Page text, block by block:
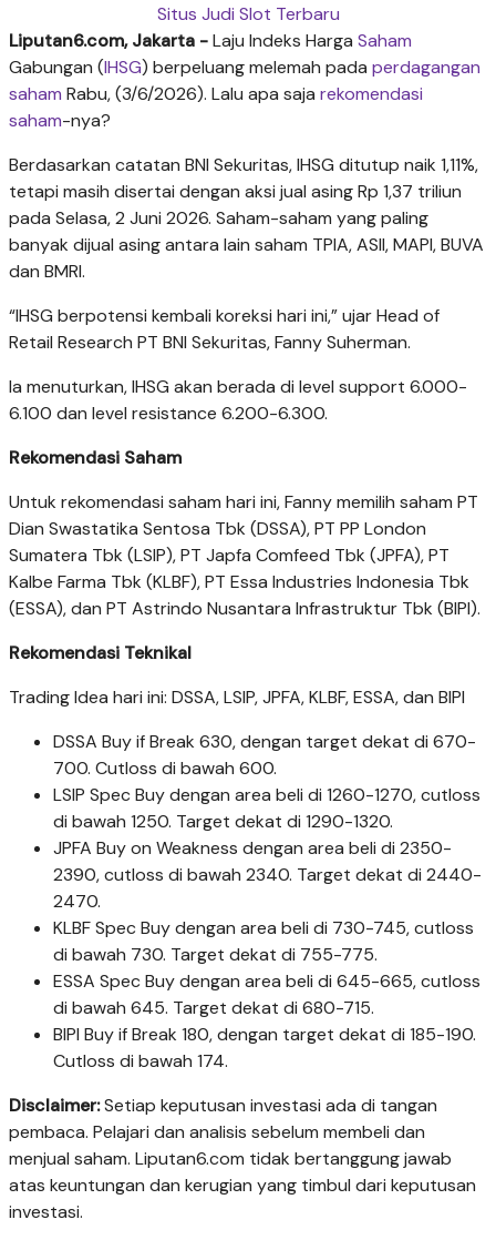
Situs Judi Slot Terbaru
Liputan6.com, Jakarta -Laju Indeks Harga Saham
Gabungan (IHSG) berpeluang melemah pada perdagangan
saham Rabu, (3/6/2026). Lalu apa saja rekomendasi
saham-nya?
Berdasarkan catatan BNI Sekuritas, IHSG ditutup naik 1,11%,
tetapi masih disertai dengan aksi jual asing Rp 1,37 triliun
pada Selasa, 2 Juni 2026. Saham-saham yang paling
banyak dijual asing antara lain saham TPIA, ASII, MAPI, BUVA
dan BMRI.
“IHSG berpotensi kembali koreksi hari ini,” ujar Head of
Retail Research PT BNI Sekuritas, Fanny Suherman.
Ia menuturkan, IHSG akan berada di level support 6.000-
6.100 dan level resistance 6.200-6.300.
Rekomendasi Saham
Untuk rekomendasi saham hari ini, Fanny memilih saham PT
Dian Swastatika Sentosa Tbk (DSSA), PT PP London
Sumatera Tbk (LSIP), PT Japfa Comfeed Tbk (JPFA), PT
Kalbe Farma Tbk (KLBF), PT Essa Industries Indonesia Tbk
(ESSA), dan PT Astrindo Nusantara Infrastruktur Tbk (BIPI).
Rekomendasi Teknikal
Trading Idea hari ini: DSSA, LSIP, JPFA, KLBF, ESSA, dan BIPI
DSSA Buy if Break 630, dengan target dekat di 670-
700. Cutloss di bawah 600.
LSIP Spec Buy dengan area beli di 1260-1270, cutloss
di bawah 1250. Target dekat di 1290-1320.
JPFA Buy on Weakness dengan area beli di 2350-
2390, cutloss di bawah 2340. Target dekat di 2440-
2470.
KLBF Spec Buy dengan area beli di 730-745, cutloss
di bawah 730. Target dekat di 755-775.
ESSA Spec Buy dengan area beli di 645-665, cutloss
di bawah 645. Target dekat di 680-715.
BIPI Buy if Break 180, dengan target dekat di 185-190.
Cutloss di bawah 174.
Disclaimer:Setiap keputusan investasi ada di tangan
pembaca. Pelajari dan analisis sebelum membeli dan
menjual saham. Liputan6.com tidak bertanggung jawab
atas keuntungan dan kerugian yang timbul dari keputusan
investasi.